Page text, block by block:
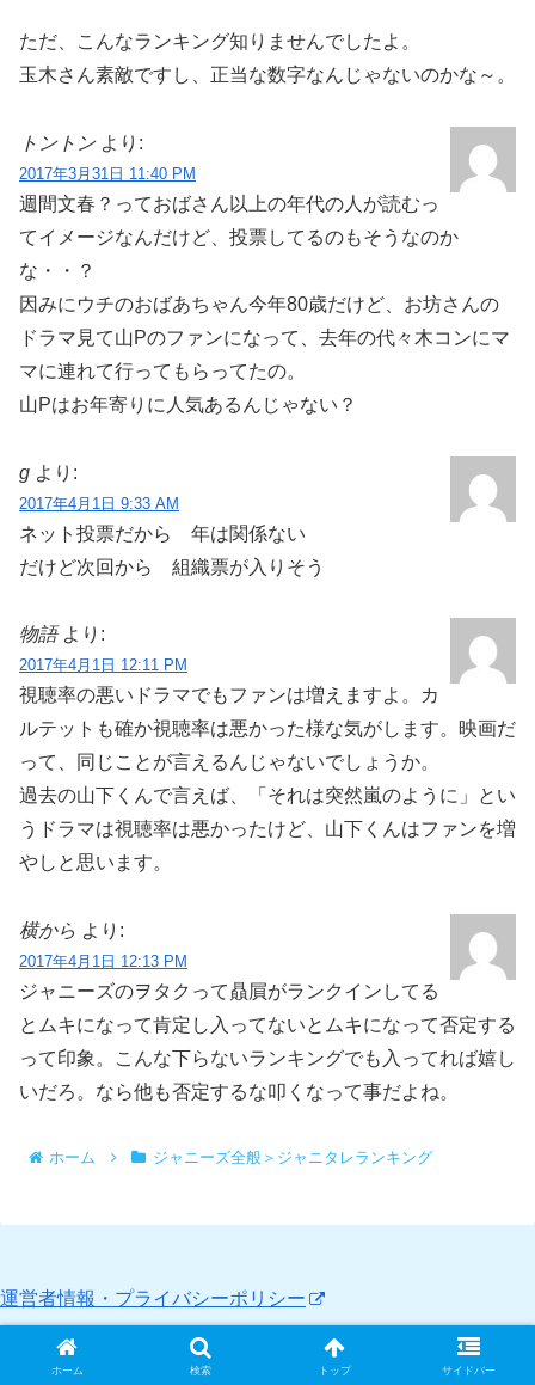
ただ、こんなランキング知りませんでしたよ。
玉木さん素敵ですし、正当な数字なんじゃないのかな～。
トントン より:
2017年3月31日 11:40 PM
週間文春？っておばさん以上の年代の人が読むっ
てイメージなんだけど、投票してるのもそうなのか
な・・？
因みにウチのおばあちゃん今年80歳だけど、お坊さんの
ドラマ見て山Pのファンになって、去年の代々木コンにマ
マに連れて行ってもらってたの。
山Pはお年寄りに人気あるんじゃない？
g より:
2017年4月1日 9:33 AM
ネット投票だから 年は関係ない
だけど次回から 組織票が入りそう
物語 より:
2017年4月1日 12:11 PM
視聴率の悪いドラマでもファンは増えますよ。カ
ルテットも確か視聴率は悪かった様な気がします。映画だ
って、同じことが言えるんじゃないでしょうか。
過去の山下くんで言えば、「それは突然嵐のように」とい
うドラマは視聴率は悪かったけど、山下くんはファンを増
やしと思います。
横から より:
2017年4月1日 12:13 PM
ジャニーズのヲタクって贔屓がランクインしてる
とムキになって肯定し入ってないとムキになって否定する
って印象。こんな下らないランキングでも入ってれば嬉し
いだろ。なら他も否定するな叩くなって事だよね。
ホーム ジャニーズ全般＞ジャニタレランキング
運営者情報・プライバシーポリシー
ホーム 検索 トップ サイドバー